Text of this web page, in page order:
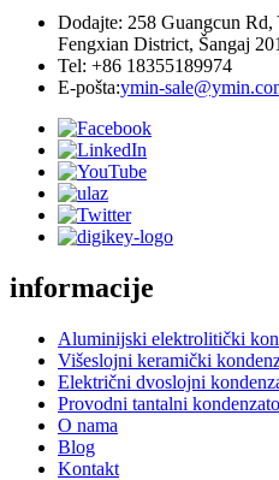
Dodajte: 258 Guangcun
Fengxian District, Šangaj
Tel: +86 18355189974
E-pošta:ymin-
informacije
Aluminijski elektrolitički
Višeslojni keramički
Električni dvoslojni
Provodni tantalni
O nama
Blog
Kontakt